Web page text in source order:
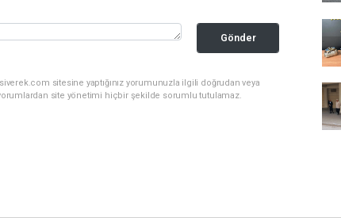
Gönder
sitesine yaptığınız yorumunuzla ilgili doğrudan veya
site yönetimi hiçbir şekilde sorumlu tutulamaz.